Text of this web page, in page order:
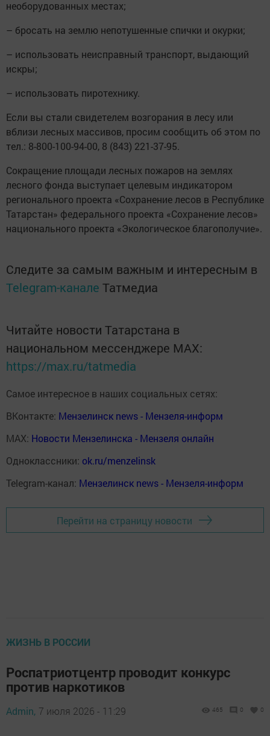
необорудованных местах;
– бросать на землю непотушенные спички и окурки;
– использовать неисправный транспорт, выдающий
искры;
– использовать пиротехнику.
Если вы стали свидетелем возгорания в лесу или
вблизи лесных массивов, просим сообщить об этом по
тел.: 8-800-100-94-00, 8 (843) 221-37-95.
Сокращение площади лесных пожаров на землях
лесного фонда выступает целевым индикатором
регионального проекта «Сохранение лесов в Республике
Татарстан» федерального проекта «Сохранение лесов»
национального проекта «Экологическое благополучие».
Следите за самым важным и интересным в
Telegram-канале Татмедиа
Читайте новости Татарстана в
национальном мессенджере MАХ:
https://max.ru/tatmedia
Самое интересное в наших социальных сетях:
ВКонтакте: Мензелинск news - Мензеля-информ
MAX: Новости Мензелинска - Мензеля онлайн
Одноклассники: ok.ru/menzelinsk
Telegram-канал: Мензелинск news - Мензеля-информ
Перейти на страницу новости
ЖИЗНЬ В РОССИИ
Роспатриотцентр проводит конкурс
против наркотиков
Admin, 7 июля 2026 - 11:29 465 0 0